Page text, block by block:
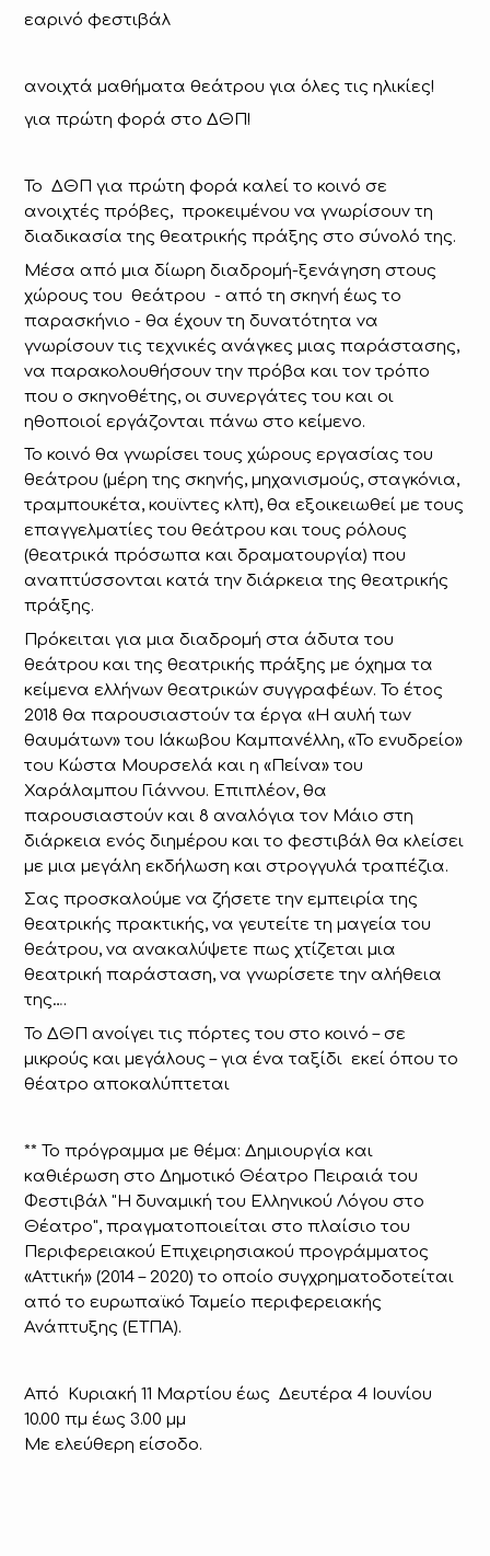
εαρινό φεστιβάλ
ανοιχτά μαθήματα θεάτρου για όλες τις ηλικίες!
για πρώτη φορά στο ΔΘΠ!
Το ΔΘΠ για πρώτη φορά καλεί το κοινό σε
ανοιχτές πρόβες, προκειμένου να γνωρίσουν τη
διαδικασία της θεατρικής πράξης στο σύνολό της.
Μέσα από μια δίωρη διαδρομή-ξενάγηση στους
χώρους του θεάτρου - από τη σκηνή έως το
παρασκήνιο - θα έχουν τη δυνατότητα να
γνωρίσουν τις τεχνικές ανάγκες μιας παράστασης,
να παρακολουθήσουν την πρόβα και τον τρόπο
που ο σκηνοθέτης, οι συνεργάτες του και οι
ηθοποιοί εργάζονται πάνω στο κείμενο.
Το κοινό θα γνωρίσει τους χώρους εργασίας του
θεάτρου (μέρη της σκηνής, μηχανισμούς, σταγκόνια,
τραμπουκέτα, κουϊντες κλπ), θα εξοικειωθεί με τους
επαγγελματίες του θεάτρου και τους ρόλους
(θεατρικά πρόσωπα και δραματουργία) που
αναπτύσσονται κατά την διάρκεια της θεατρικής
πράξης.
Πρόκειται για μια διαδρομή στα άδυτα του
θεάτρου και της θεατρικής πράξης με όχημα τα
κείμενα ελλήνων θεατρικών συγγραφέων. Το έτος
2018 θα παρουσιαστούν τα έργα «Η αυλή των
θαυμάτων» του Ιάκωβου Καμπανέλλη, «Το ενυδρείο»
του Κώστα Μουρσελά και η «Πείνα» του
Χαράλαμπου Γιάννου. Επιπλέον, θα
παρουσιαστούν και 8 αναλόγια τον Μάιο στη
διάρκεια ενός διημέρου και το φεστιβάλ θα κλείσει
με μια μεγάλη εκδήλωση και στρογγυλά τραπέζια.
Σας προσκαλούμε να ζήσετε την εμπειρία της
θεατρικής πρακτικής, να γευτείτε τη μαγεία του
θεάτρου, να ανακαλύψετε πως χτίζεται μια
θεατρική παράσταση, να γνωρίσετε την αλήθεια
της….
Το ΔΘΠ ανοίγει τις πόρτες του στο κοινό – σε
μικρούς και μεγάλους – για ένα ταξίδι εκεί όπου το
θέατρο αποκαλύπτεται
** Το πρόγραμμα με θέμα: Δημιουργία και
καθιέρωση στο Δημοτικό Θέατρο Πειραιά του
Φεστιβάλ "Η δυναμική του Ελληνικού Λόγου στο
Θέατρο", πραγματοποιείται στο πλαίσιο του
Περιφερειακού Επιχειρησιακού προγράμματος
«Αττική» (2014 – 2020) το οποίο συγχρηματοδοτείται
από το ευρωπαϊκό Ταμείο περιφερειακής
Ανάπτυξης (ΕΤΠΑ).
Από Κυριακή 11 Μαρτίου έως Δευτέρα 4 Ιουνίου
10.00 πμ έως 3.00 μμ
Με ελεύθερη είσοδο.